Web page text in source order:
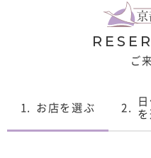
ご
1. お店を選ぶ 2.